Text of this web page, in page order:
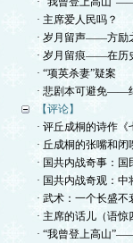
· 主席爱人民吗？
· 岁月留声——方励
· 岁月留痕——在历
· “项英杀妻”疑案
· 悲剧本可避免——
【评论】
· 评丘成桐的诗作《
· 丘成桐的张嘴和闭
· 国共内战奇事：
· 国共内战奇观：
· 武术：一个长盛
· 主席的话儿（语惊
· “我曾登上高山